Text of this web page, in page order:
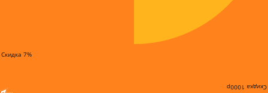
Скидка 7%
Скидка 1000р